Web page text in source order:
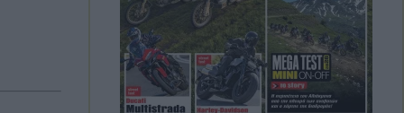
31 Ιούλιος, 2026
Δοκιμή - Harley Davidson Pan
America 1250 ST - Σε δρόμο δικό
της